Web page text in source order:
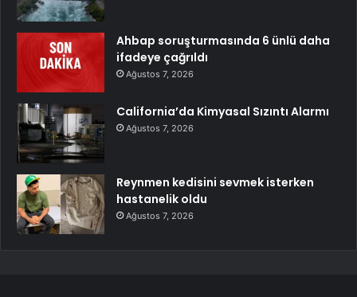
Ahbap soruşturmasında 6 ünlü daha
ifadeye çağrıldı
Ağustos 7, 2026
California’da Kimyasal Sızıntı Alarmı
Ağustos 7, 2026
Reynmen kedisini sevmek isterken
hastanelik oldu
Ağustos 7, 2026